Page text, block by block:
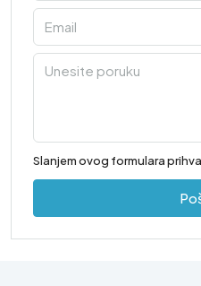
Slanjem ovog formulara